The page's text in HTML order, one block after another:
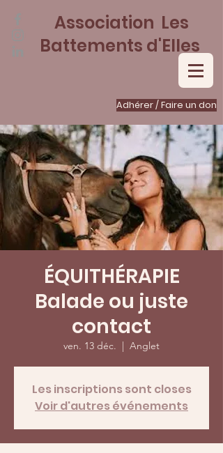
Adhérer / Faire un don
Association Les
Battements d'Elles
ÉQUITHÉRAPIE
Balade ou juste
contact
ven. 13 déc.
  |
Anglet
Les inscriptions sont closes
Voir d'autres événements